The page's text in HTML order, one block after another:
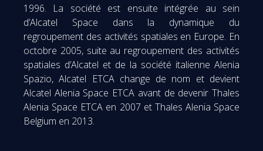
1996. La société est ensuite intégrée au sein
d’Alcatel Space dans la dynamique du
regroupement des activités spatiales en Europe. En
octobre 2005, suite au regroupement des activités
spatiales d’Alcatel et de la société italienne Alenia
Spazio, Alcatel ETCA change de nom et devient
Alcatel Alenia Space ETCA avant de devenir Thales
Alenia Space ETCA en 2007 et Thales Alenia Space
Belgium en 2013.